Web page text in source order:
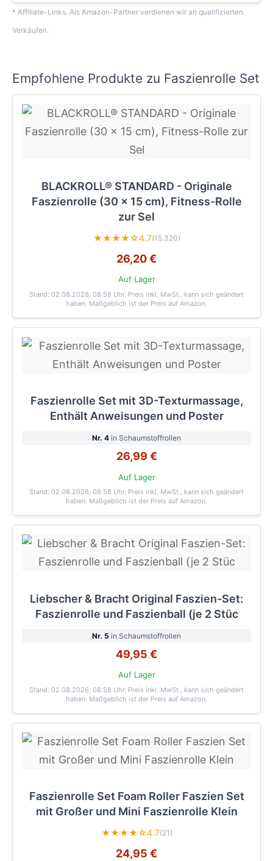
* Affiliate-Links. Als Amazon-Partner verdienen wir an qualifizierten
Verkäufen.
Empfohlene Produkte zu Faszienrolle Set
BLACKROLL® STANDARD - Originale
Faszienrolle (30 x 15 cm), Fitness-Rolle
zur Sel
★★★★☆4.7(15.320)
26,20 €
Auf Lager
Stand: 02.08.2026, 08:58 Uhr. Preis inkl. MwSt., kann sich geändert
haben. Maßgeblich ist der Preis auf Amazon.
Faszienrolle Set mit 3D-Texturmassage,
Enthält Anweisungen und Poster
Nr. 4 in Schaumstoffrollen
26,99 €
Auf Lager
Stand: 02.08.2026, 08:58 Uhr. Preis inkl. MwSt., kann sich geändert
haben. Maßgeblich ist der Preis auf Amazon.
Liebscher & Bracht Original Faszien-Set:
Faszienrolle und Faszienball (je 2 Stüc
Nr. 5 in Schaumstoffrollen
49,95 €
Auf Lager
Stand: 02.08.2026, 08:58 Uhr. Preis inkl. MwSt., kann sich geändert
haben. Maßgeblich ist der Preis auf Amazon.
Faszienrolle Set Foam Roller Faszien Set
mit Großer und Mini Faszienrolle Klein
★★★★☆4.7(21)
24,95 €